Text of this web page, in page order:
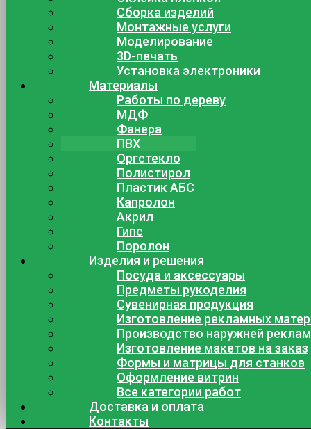
Сборка изделий
Монтажные услуги
Моделирование
3D-печать
Установка электроники
Материалы
Работы по дереву
МДФ
Фанера
ПВХ
Оргстекло
Полистирол
Пластик АБС
Капролон
Акрил
Гипс
Поролон
Изделия и решения
Посуда и аксессуары
Предметы рукоделия
Сувенирная продукция
Изготовление рекламных
Производство наружней
Изготовление макетов на заказ
Формы и матрицы для станков
Оформление витрин
Все категории работ
Доставка и оплата
Контакты